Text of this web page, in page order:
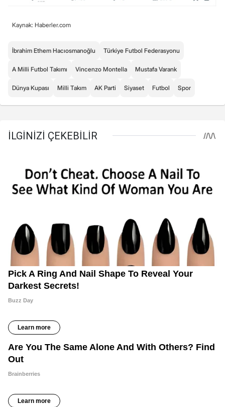
Kaynak: Haberler.com
İbrahim Ethem Hacıosmanoğlu Türkiye Futbol Federasyonu
A Milli Futbol Takımı Vincenzo Montella Mustafa Varank
Dünya Kupası Milli Takım AK Parti Siyaset Futbol Spor